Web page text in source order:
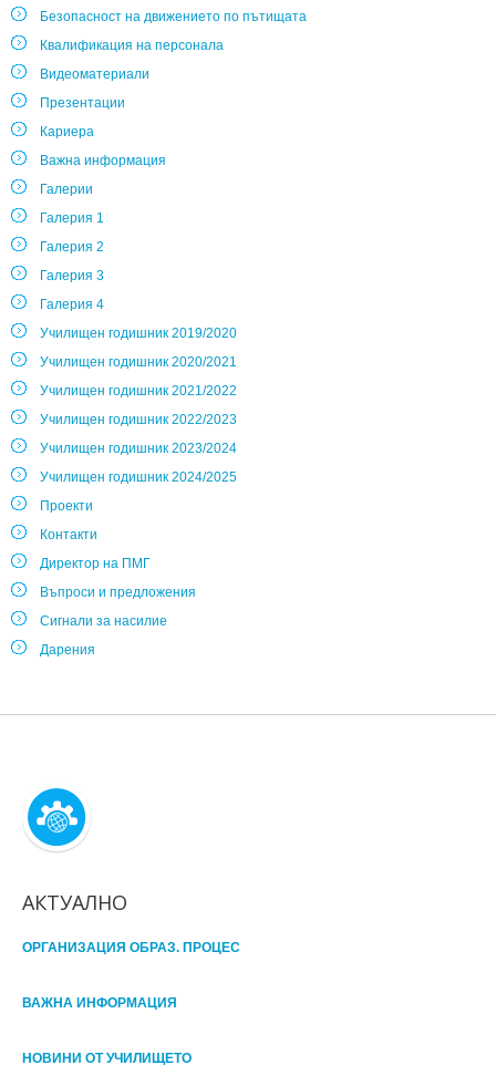
Безопасност на движението по пътищата
Квалификация на персонала
Видеоматериали
Презентации
Кариера
Важна информация
Галерии
Галерия 1
Галерия 2
Галерия 3
Галерия 4
Училищен годишник 2019/2020
Училищен годишник 2020/2021
Училищен годишник 2021/2022
Училищен годишник 2022/2023
Училищен годишник 2023/2024
Училищен годишник 2024/2025
Проекти
Контакти
Директор на ПМГ
Въпроси и предложения
Сигнали за насилие
Дарения
АКТУАЛНО
ОРГАНИЗАЦИЯ ОБРАЗ. ПРОЦЕС
ВАЖНА ИНФОРМАЦИЯ
НОВИНИ ОТ УЧИЛИЩЕТО